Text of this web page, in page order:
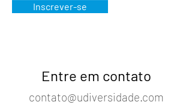
Inscrever-se
Entre em contato
contato@udiversidade.com